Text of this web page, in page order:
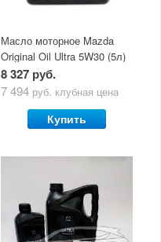
Масло моторное Mazda
Original Oil Ultra 5W30 (5л)
8 327 руб.
7 494 руб. клубная цена
Купить